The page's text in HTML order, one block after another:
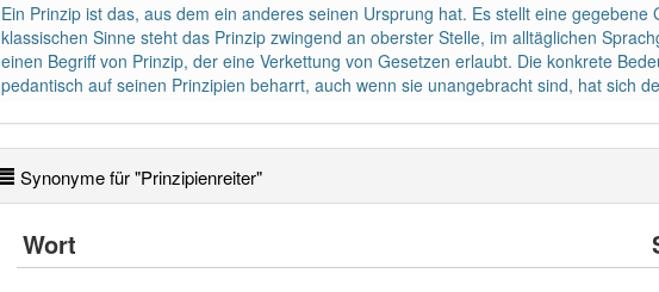
Ein Prinzip ist das, aus dem ein anderes seinen Ursprung hat. Es stellt eine
klassischen Sinne steht das Prinzip zwingend an oberster Stelle, im alltäglichen
einen Begriff von Prinzip, der eine Verkettung von Gesetzen erlaubt. Die konkrete
pedantisch auf seinen Prinzipien beharrt, auch wenn sie unangebracht sind, hat sich
Synonyme für "Prinzipienreiter"
Wort